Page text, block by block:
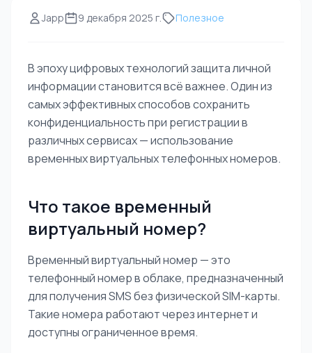
Japp 9 декабря 2025 г. Полезное
В эпоху цифровых технологий защита личной
информации становится всё важнее. Один из
самых эффективных способов сохранить
конфиденциальность при регистрации в
различных сервисах — использование
временных виртуальных телефонных номеров.
Что такое временный
виртуальный номер?
Временный виртуальный номер — это
телефонный номер в облаке, предназначенный
для получения SMS без физической SIM-карты.
Такие номера работают через интернет и
доступны ограниченное время.